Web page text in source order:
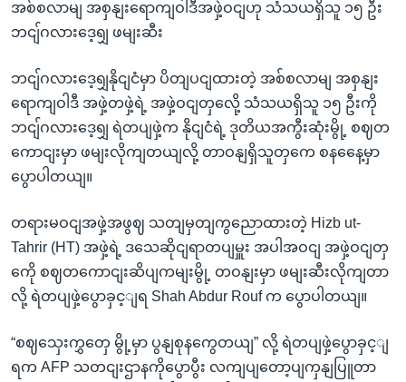
အစ်စလာမျ အစှနျးရောကျဝါဒီအဖှဲ့ဝငျဟု သံသယရှိသူ ၁၅ ဦး
ဘငျ်ဂလားဒေ့ရျှ ဖမျးဆီး
ဘငျ်ဂလားဒေ့ရျှနိုငျငံမှာ ပိတျပငျထားတဲ့ အစ်စလာမျ အစှနျး
ရောကျဝါဒီ အဖှဲ့တဖှဲ့ရဲ့ အဖှဲ့ဝငျတှလေို့ သံသယရှိသူ ၁၅ ဦးကို
ဘငျ်ဂလားဒေ့ရျှ ရဲတပျဖှဲ့က နိုငျငံရဲ့ ဒုတိယအကွီးဆုံးမွို့ စဈတ
ကောငျးမှာ ဖမျးလိုကျတယျလို့ တာဝနျရှိသူတှကေ စနနေေ့မှာ
ပွောပါတယျ။
တရားမဝငျအဖှဲ့အဖွဈ သတျမှတျကွညောထားတဲ့ Hizb ut-
Tahrir (HT) အဖှဲ့ရဲ့ ဒသေဆိုငျရာတပျမှူး အပါအဝငျ အဖှဲ့ဝငျတှ
ကေို စဈတကောငျးဆိပျကမျးမွို့ တဝနျးမှာ ဖမျးဆီးလိုကျတာ
လို့ ရဲတပျဖှဲ့ပွောခှင့ျရ Shah Abdur Rouf က ပွောပါတယျ။
“စဈသှေးကွှတှေ မွို့မှာ ပွနျစုနကွေတယျ” လို့ ရဲတပျဖှဲ့ပွောခှင့ျ
ရက AFP သတငျးဌာနကိုပွောပွီး လကျပျတော့ပျကှနျပြူတာ